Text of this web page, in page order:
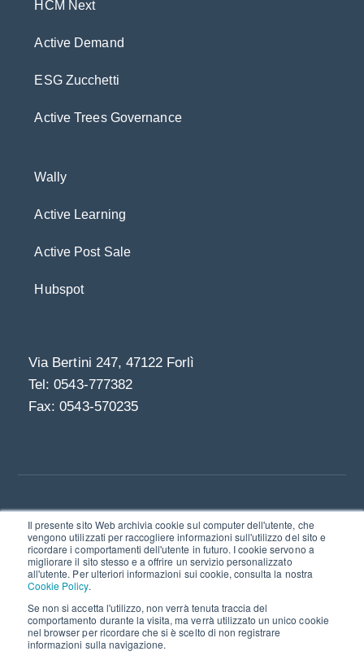
Il presente sito Web archivia cookie sul computer dell'utente, che
vengono utilizzati per raccogliere informazioni sull'utilizzo del sito e
ricordare i comportamenti dell'utente in futuro. I cookie servono a
migliorare il sito stesso e a offrire un servizio personalizzato
all'utente. Per ulteriori informazioni sui cookie, consulta la nostra
Cookie Policy.
Se non si accetta l'utilizzo, non verrà tenuta traccia del
comportamento durante la visita, ma verrà utilizzato un unico cookie
nel browser per ricordare che si è scelto di non registrare
informazioni sulla navigazione.
HCM Next
Active Demand
ESG Zucchetti
Active Trees Governance
Wally
Active Learning
Active Post Sale
Hubspot
Via Bertini 247, 47122 Forlì
Tel: 0543-777382
Fax: 0543-570235
Linkedin
© 2021 | Bookmark S.r.l. - società a socio unico I
Via Bertini 247, 47122 Forlì
P.IVA e C.F. 03211600402
Privacy policy
Cookie policy